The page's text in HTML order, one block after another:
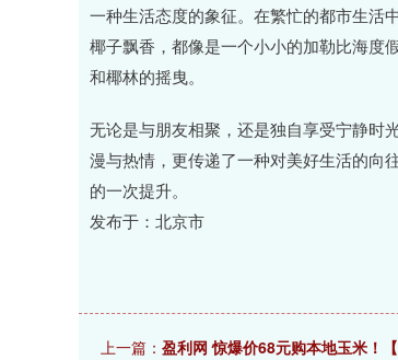
一种生活态度的象征。在繁忙的都市生活
椰子飘香，都像是一个小小的加勒比海度
和椰林的摇曳。
无论是与朋友相聚，还是独自享受宁静时
漫与热情，更传递了一种对美好生活的向
的一次提升。
发布于：北京市
上一篇： 盈利网 惊爆价68元购本地玉米！